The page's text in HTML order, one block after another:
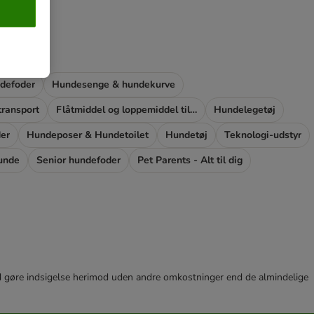
Hundesenge & hundekurve
Flåtmiddel og loppemiddel til hunde
Hundelegetøj
Hundeposer & Hundetoilet Hundetøj
Teknologi-udstyr
Senior hundefoder
Pet Parents - Alt til dig
indsigelse herimod uden andre omkostninger end de almindelige